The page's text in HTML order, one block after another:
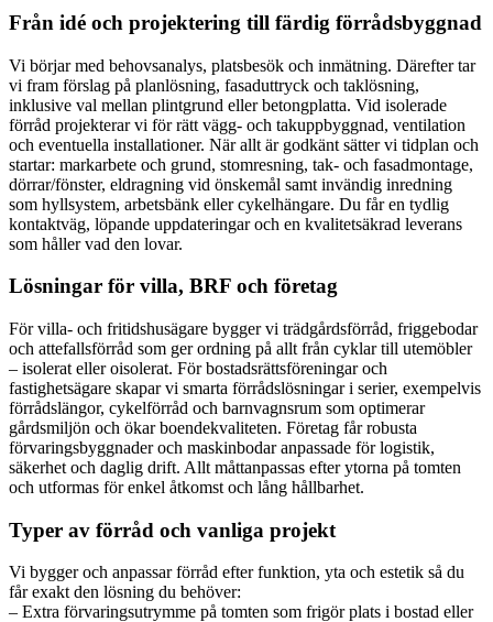
Från idé och projektering till färdig förrådsbyggnad
Vi börjar med behovsanalys, platsbesök och inmätning. Därefter tar
vi fram förslag på planlösning, fasaduttryck och taklösning,
inklusive val mellan plintgrund eller betongplatta. Vid isolerade
förråd projekterar vi för rätt vägg- och takuppbyggnad, ventilation
och eventuella installationer. När allt är godkänt sätter vi tidplan och
startar: markarbete och grund, stomresning, tak- och fasadmontage,
dörrar/fönster, eldragning vid önskemål samt invändig inredning
som hyllsystem, arbetsbänk eller cykelhängare. Du får en tydlig
kontaktväg, löpande uppdateringar och en kvalitetsäkrad leverans
som håller vad den lovar.
Lösningar för villa, BRF och företag
För villa- och fritidshusägare bygger vi trädgårdsförråd, friggebodar
och attefallsförråd som ger ordning på allt från cyklar till utemöbler
– isolerat eller oisolerat. För bostadsrättsföreningar och
fastighetsägare skapar vi smarta förrådslösningar i serier, exempelvis
förrådslängor, cykelförråd och barnvagnsrum som optimerar
gårdsmiljön och ökar boendekvaliteten. Företag får robusta
förvaringsbyggnader och maskinbodar anpassade för logistik,
säkerhet och daglig drift. Allt måttanpassas efter ytorna på tomten
och utformas för enkel åtkomst och lång hållbarhet.
Typer av förråd och vanliga projekt
Vi bygger och anpassar förråd efter funktion, yta och estetik så du
får exakt den lösning du behöver:
– Extra förvaringsutrymme på tomten som frigör plats i bostad eller